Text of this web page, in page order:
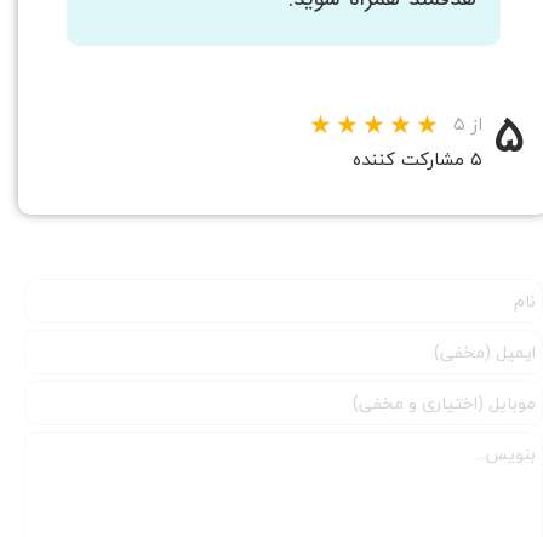
۵ از ۵
۵ مشارکت کننده